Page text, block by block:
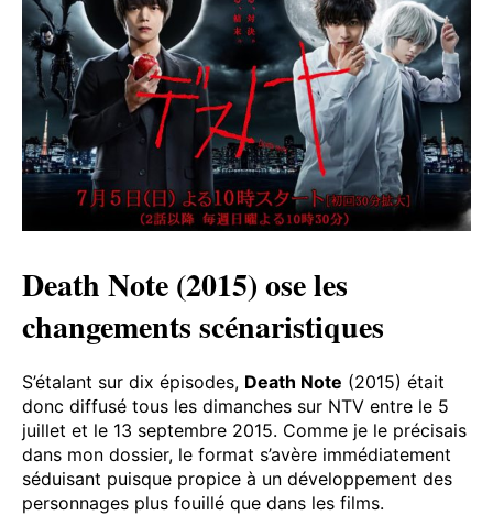
Death Note (2015) ose les
changements scénaristiques
S’étalant sur dix épisodes, Death Note (2015) était
donc diffusé tous les dimanches sur NTV entre le 5
juillet et le 13 septembre 2015. Comme je le précisais
dans mon dossier, le format s’avère immédiatement
séduisant puisque propice à un développement des
personnages plus fouillé que dans les films.